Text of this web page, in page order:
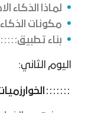
لماذا الذكاء
مكونات
بناء تطبيق
اليوم الثاني: